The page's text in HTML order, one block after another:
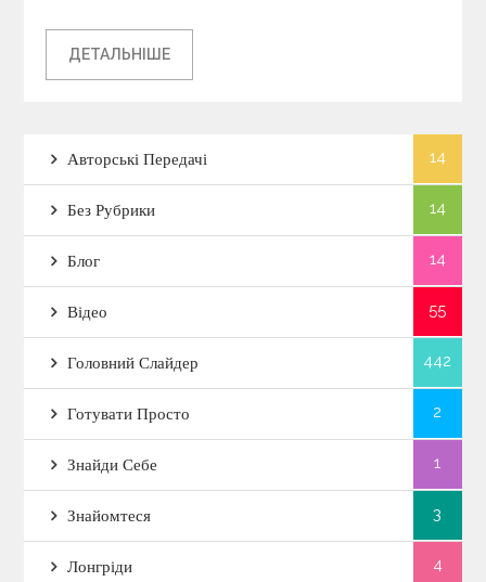
ДЕТАЛЬНІШЕ
Авторські Передачі 14
Без Рубрики 14
Блог 14
Відео 55
Головний Слайдер 442
Готувати Просто 2
Знайди Себе 1
Знайомтеся 3
Лонгріди 4